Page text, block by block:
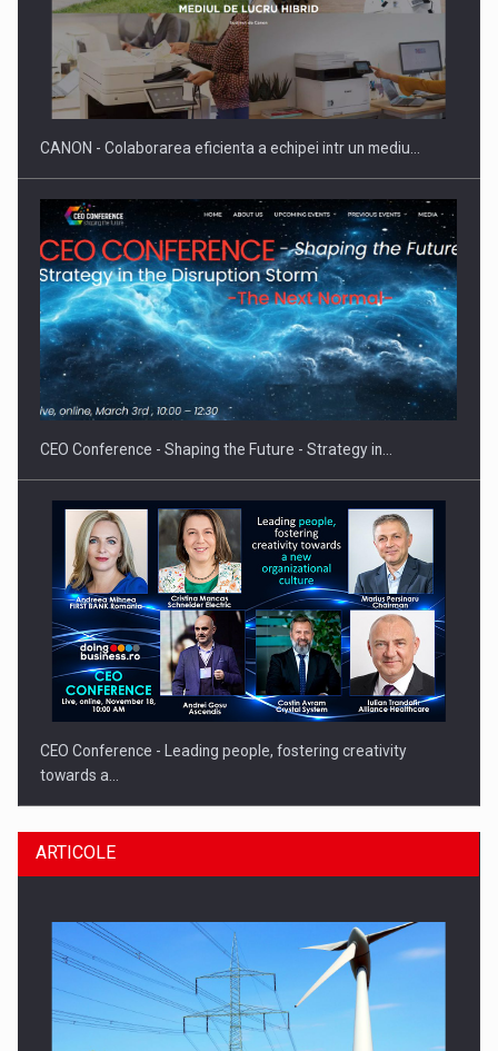
SAPTE PERSONALITATI DIN MEDIUL DE AFACERI, ACADEMIC
SI INSTITUTIONAL…
Hard Enduro Piatra Craiului 2026, fueled by benzinariile RO…
CANON - Colaborarea eficienta a echipei intr un mediu…
CEO Conference - Shaping the Future - Strategy in…
CEO Conference - Leading people, fostering creativity
towards a…
ARTICOLE